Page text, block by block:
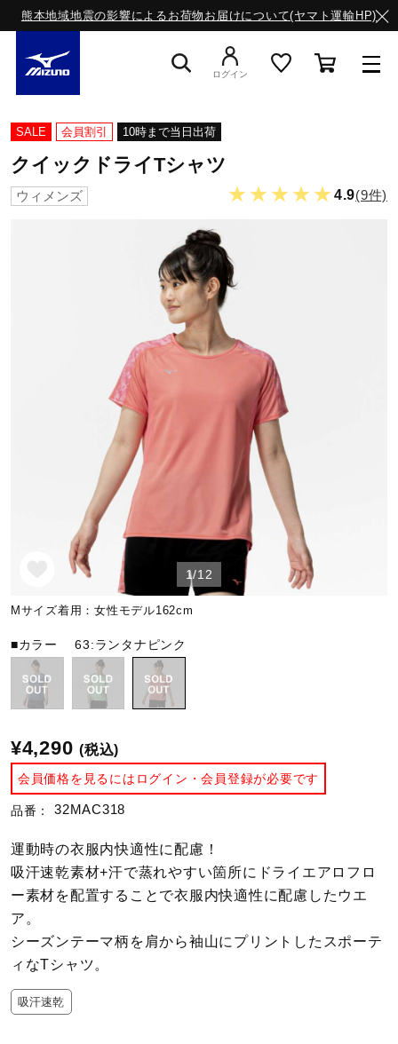
熊本地域地震の影響によるお荷物お届けについて(ヤマト運輸HP)
スニーカー
ライフスタイルウエア
サッカー／フットサル
トレーニング
ゴルフ
スイム
バレーボール
テニス／ソフトテニス
バドミントン
卓球
ソフトボール
ログイン
SALE 会員割引 10時まで当日出荷
クイックドライTシャツ
ウィメンズ ★★★★★ 4.9(9件)
1/12
Mサイズ着用：女性モデル162cm
■カラー63:ランタナピンク
¥4,290 (税込)
会員価格を見るにはログイン・会員登録が必要です
品番： 32MAC318
運動時の衣服内快適性に配慮！
吸汗速乾素材+汗で蒸れやすい箇所にドライエアロフロ
ー素材を配置することで衣服内快適性に配慮したウエ
ア。
シーズンテーマ柄を肩から袖山にプリントしたスポーテ
ィなTシャツ。
吸汗速乾